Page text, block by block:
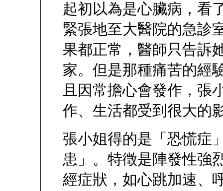
起初以為是心臟病，看
緊張地至大醫院的急診
果都正常，醫師只告訴
家。但是那種痛苦的經
且因常擔心會發作，張
作、生活都受到很大的
張小姐得的是「恐慌症
患」。特徵是陣發性強
經症狀，如心跳加速、